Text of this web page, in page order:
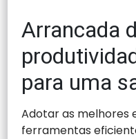
Arrancada
para uma
Adotar as melhores
ferramentas